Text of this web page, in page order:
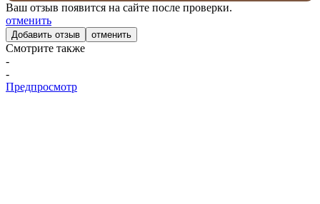
Ваш отзыв появится на сайте после проверки.
отменить
отменить
Смотрите также
-
-
Предпросмотр